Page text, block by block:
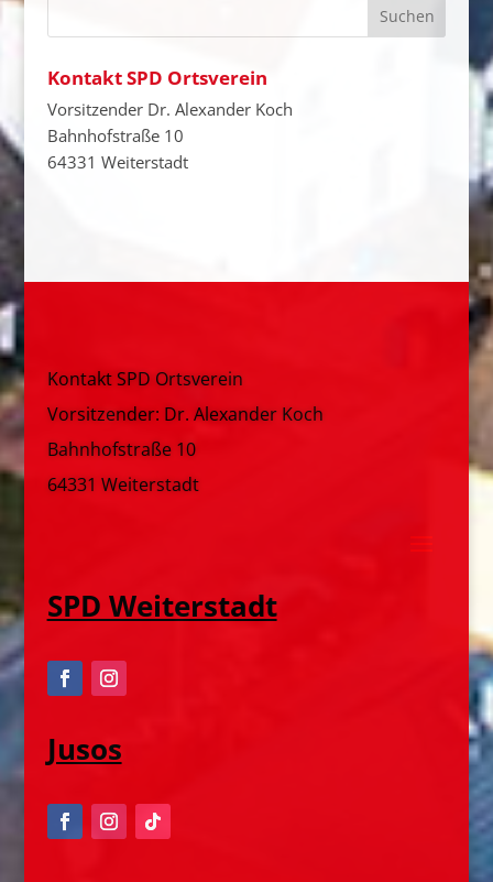
Kontakt SPD Ortsverein
Vorsitzender Dr. Alexander Koch
Bahnhofstraße 10
64331 Weiterstadt
Kontakt SPD Ortsverein
Vorsitzender: Dr. Alexander Koch
Bahnhofstraße 10
64331 Weiterstadt
SPD Weiterstadt
Jusos